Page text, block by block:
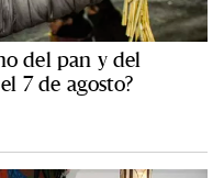
del pan y del
7 de agosto?